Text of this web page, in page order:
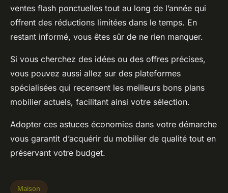
ventes flash ponctuelles tout au long de l’année qui
offrent des réductions limitées dans le temps. En
restant informé, vous êtes sûr de ne rien manquer.
Si vous cherchez des idées ou des offres précises,
vous pouvez aussi allez sur des plateformes
spécialisées qui recensent les meilleurs bons plans
mobilier actuels, facilitant ainsi votre sélection.
Adopter ces astuces économies dans votre démarche
vous garantit d’acquérir du mobilier de qualité tout en
préservant votre budget.
Maison